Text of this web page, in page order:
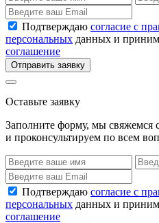
Подтверждаю согласие с
персональных данных и
соглашение
Отправить заявку
Оставьте заявку
Заполните форму, мы свяжемся
и проконсультируем по всем
Подтверждаю согласие с
персональных данных и
соглашение